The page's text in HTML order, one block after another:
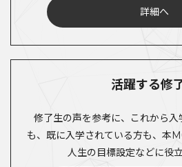
詳細へ
活躍する修
修了生の声を参考に、これから
も、既に入学されている方も、本
人生の目標設定などに役